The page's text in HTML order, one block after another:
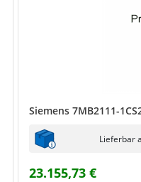
Siemens 7MB2111-
Lieferbar
23.155,73 €